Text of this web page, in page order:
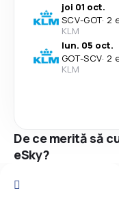
joi 01 oct.
SCV-GOT· 2
KLM
lun. 05 oct.
GOT-SCV· 2
KLM
De ce merită să
eSky?